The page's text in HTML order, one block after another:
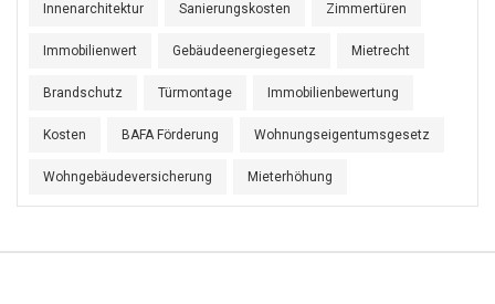
Innenarchitektur Sanierungskosten Zimmertüren
Immobilienwert Gebäudeenergiegesetz Mietrecht
Brandschutz Türmontage Immobilienbewertung
Kosten BAFA Förderung Wohnungseigentumsgesetz
Wohngebäudeversicherung Mieterhöhung